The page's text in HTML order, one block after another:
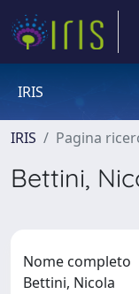
IRIS
IRIS Pagina
Bettini,
Nome completo
Bettini, Nicola